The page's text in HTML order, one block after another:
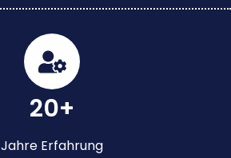
20+
Jahre Erfahrung